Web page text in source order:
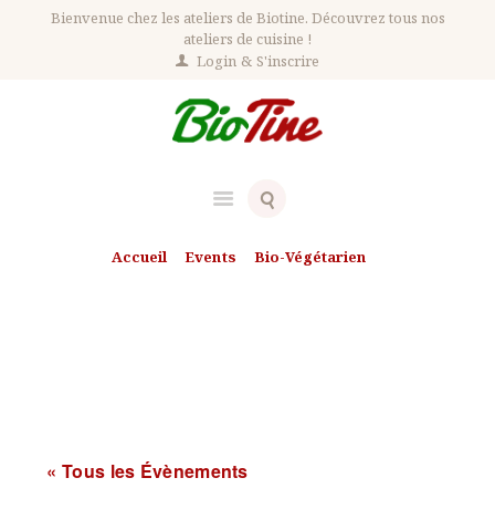
Bienvenue chez les ateliers de Biotine. Découvrez tous nos
ateliers de cuisine !
Login
S'inscrire
Accueil Events
Bio-Végétarien
« Tous les Évènements